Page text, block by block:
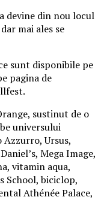
devine din nou locul
mai ales se
sunt disponibile pe
pagina de
sustinut de o
universului
Ursus,
Mega Image,
vitamin aqua,
School, biciclop,
Athénée Palace,